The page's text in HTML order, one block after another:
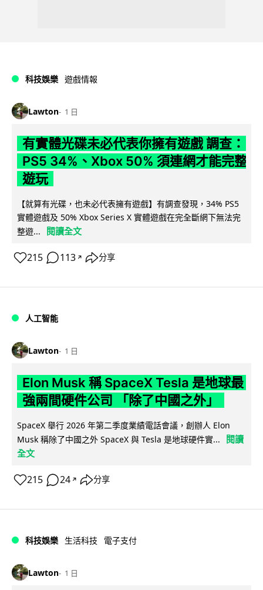
科技娛樂 遊戲情報
Lawton 1 日
有實體光碟未必代表你擁有遊戲 調查：
PS5 34%、Xbox 50% 須連網才能完整
遊玩
【就算有光碟，也未必代表擁有遊戲】有調查發現，34% PS5
實體遊戲及 50% Xbox Series X 實體遊戲在完全斷網下無法完
整遊...
閱讀全文
215 113 ↗ 分享
人工智能
Lawton 1 日
Elon Musk 稱 SpaceX Tesla 是地球最
強兩間硬件公司 「除了中國之外」
SpaceX 舉行 2026 年第二季度業績電話會議，創辦人 Elon
Musk 稱除了中國之外 SpaceX 與 Tesla 是地球硬件實...
閱讀
全文
215 24 ↗ 分享
科技娛樂 生活科技 電子支付
Lawton 1 日